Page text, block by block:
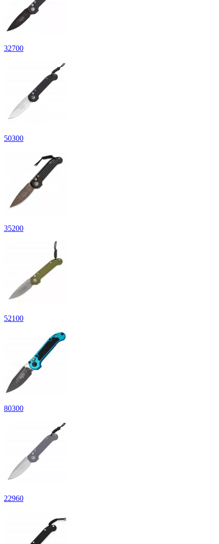
32700
50300
35200
52100
80300
22960